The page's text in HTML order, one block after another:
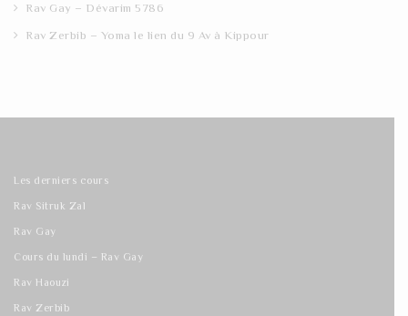
Rav Gay – Dévarim 5786
Rav Zerbib – Yoma le lien du 9 Av à Kippour
Les derniers cours
Rav Sitruk Zal
Rav Gay
Cours du lundi – Rav Gay
Rav Haouzi
Rav Zerbib